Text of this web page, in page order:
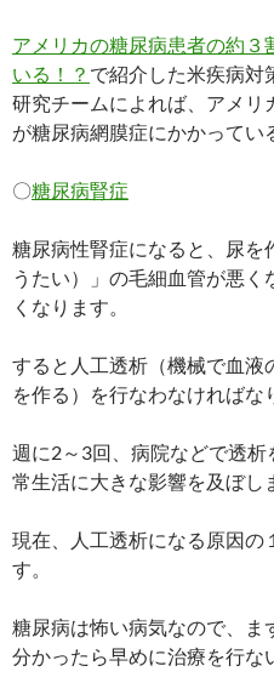
アメリカの糖尿病患者の約３
いる！？ で紹介した米疾病対
研究チームによれば、アメリ
が糖尿病網膜症にかかってい
〇糖尿病腎症
糖尿病性腎症になると、尿を
うたい）」の毛細血管が悪
くなります。
すると人工透析（機械で血液
を作る）を行なわなければな
週に2～3回、病院などで透
常生活に大きな影響を及ぼし
現在、人工透析になる原因の
す。
糖尿病は怖い病気なので、ま
分かったら早めに治療を行な